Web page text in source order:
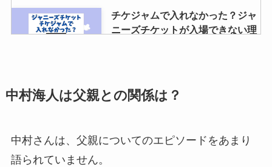
チケジャムで入れなかった？ジャ
ニーズチケットが入場できない理
ジャニーズでグループ名の変更一
中村海人は父親との関係は？
中村さんは、父親についてのエピソードをあまり
語られていません。